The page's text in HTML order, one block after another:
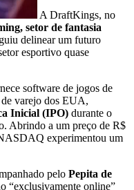
A DraftKings, no
setor de fantasia
delinear um futuro
esportivo quase
software de jogos de
de varejo dos EUA,
Inicial (IPO) durante o
Abrindo a um preço de R$
experimentou um
pelo Pepita de
“exclusivamente online”